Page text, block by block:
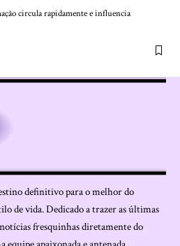
circula rapidamente e influencia
definitivo para o melhor do
de vida. Dedicado a trazer as últimas
fresquinhas diretamente do